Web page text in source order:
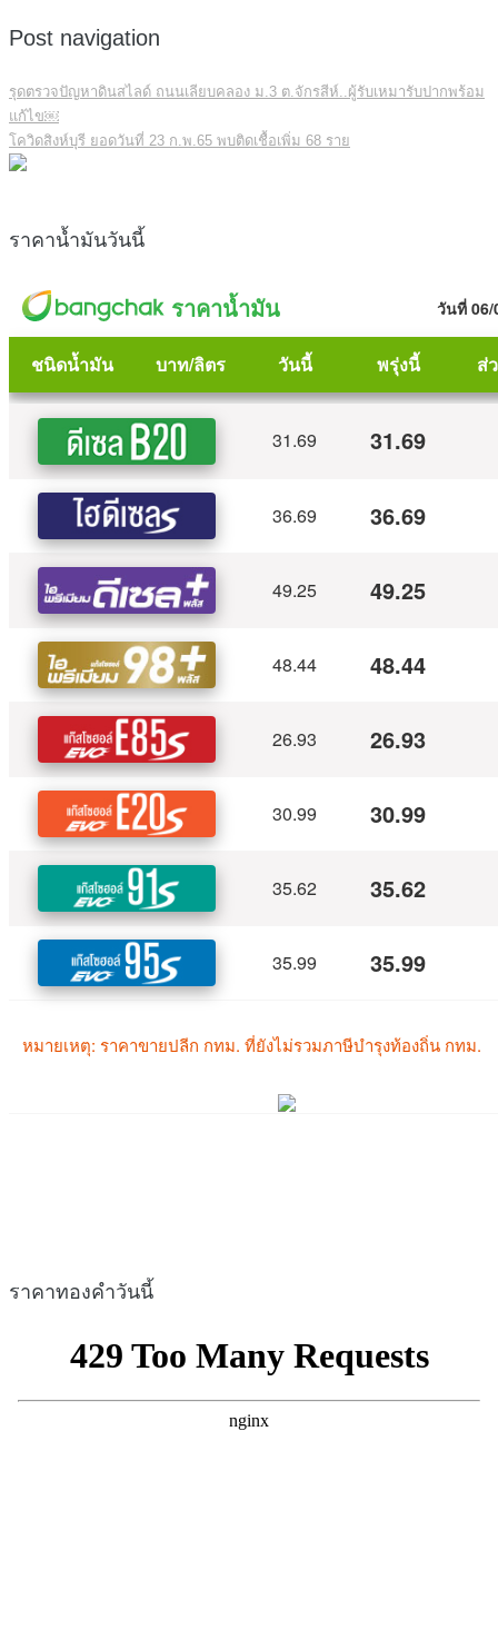
Post navigation
รุดตรวจปัญหาดินสไลด์ ถนนเลียบคลอง ม.3 ต.จักรสีห์..ผู้รับเหมารับปากพร้อม
แก้ไข￼
โควิดสิงห์บุรี ยอดวันที่ 23 ก.พ.65 พบติดเชื้อเพิ่ม 68 ราย
ราคาน้ำมันวันนี้
ราคาทองคำวันนี้